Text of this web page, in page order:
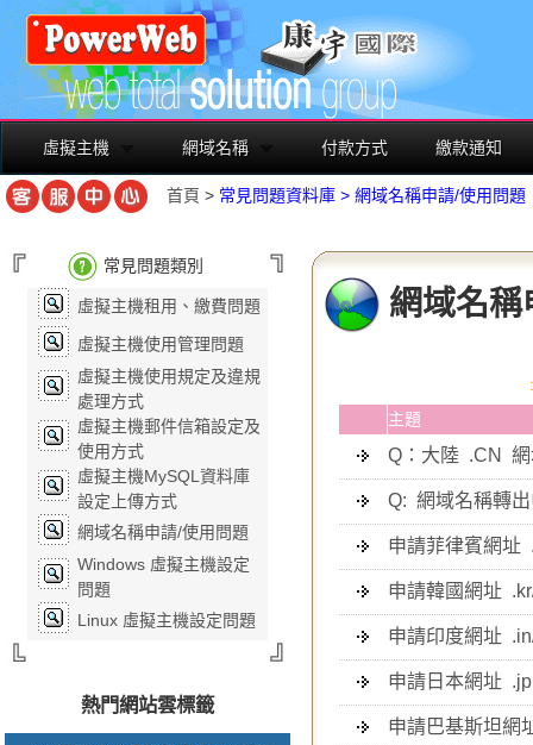
虛擬主機 網域名稱 付款方式 繳款通知
首頁 > 常見問題資料庫 > 網域名稱申請/使用問題
常見問題類別
虛擬主機租用、繳費問題
虛擬主機使用管理問題
虛擬主機使用規定及違規
處理方式
虛擬主機郵件信箱設定及
使用方式
虛擬主機MySQL資料庫
設定上傳方式
網域名稱申請/使用問題
Windows 虛擬主機設定
問題
Linux 虛擬主機設定問題
熱門網站雲標籤
網域名稱
主題
Q：大陸 .CN 網
Q: 網域名稱轉
申請菲律賓網址
申請韓國網址
申請印度網址
申請日本網址
申請巴基斯坦網